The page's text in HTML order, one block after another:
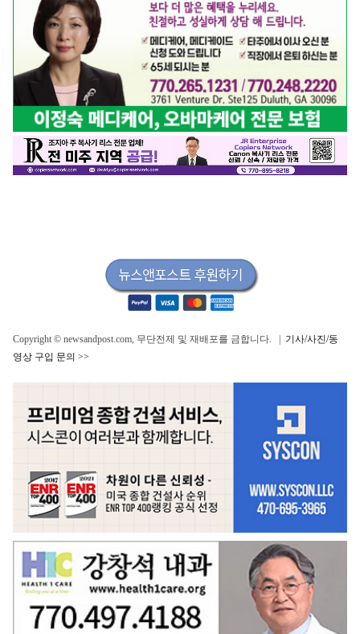
Copyright © newsandpost.com, 무단전제 및 재배포를 금합니다. | 기사/사진/동
영상 구입 문의 >>